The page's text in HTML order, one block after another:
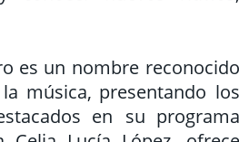
es un nombre
la música, presentando
en su